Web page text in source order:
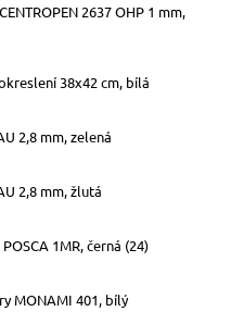
2637 OHP 1 mm,
38x42 cm, bílá
2,8 mm, zelená
2,8 mm, žlutá
1MR, černá (24)
MONAMI 401, bílý